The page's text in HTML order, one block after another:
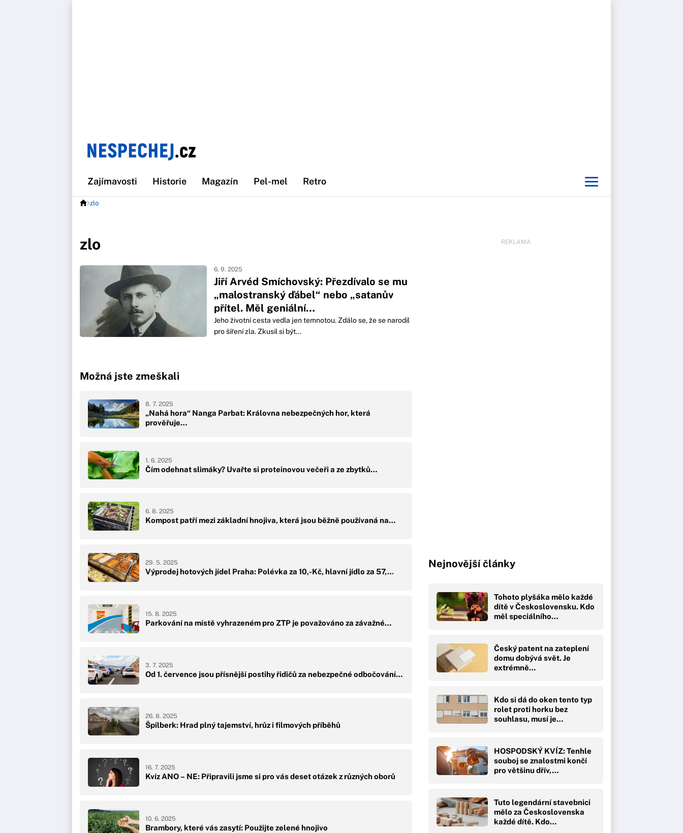
Zajímavosti Historie Magazín Pel-mel Retro
zlo
zlo
Jiří Arvéd Smíchovský: Přezdívalo se mu
„malostranský ďábel“ nebo „satanův
přítel. Měl geniální…
6. 9. 2025
Jeho životní cesta vedla jen temnotou. Zdálo se, že se narodil
pro šíření zla. Zkusil si být...
Možná jste zmeškali
„Nahá hora“ Nanga Parbat: Královna nebezpečných hor, která
prověřuje…
8. 7. 2025
Čím odehnat slimáky? Uvařte si proteinovou večeři a ze zbytků…
1. 6. 2025
Kompost patří mezi základní hnojiva, která jsou běžně používaná na…
6. 8. 2025
Výprodej hotových jídel Praha: Polévka za 10,-Kč, hlavní jídlo za 57,…
29. 5. 2025
Parkování na místě vyhrazeném pro ZTP je považováno za závažné…
15. 8. 2025
Od 1. července jsou přísnější postihy řidičů za nebezpečné odbočování…
3. 7. 2025
Špilberk: Hrad plný tajemství, hrůz i filmových příběhů
26. 8. 2025
Kvíz ANO – NE: Připravili jsme si pro vás deset otázek z různých oborů
16. 7. 2025
Brambory, které vás zasytí: Použijte zelené hnojivo
10. 6. 2025
REKLAMA
Nejnovější články
Tohoto plyšáka mělo každé
dítě v Československu. Kdo
měl speciálního…
Český patent na zateplení
domu dobývá svět. Je
extrémně…
Kdo si dá do oken tento typ
rolet proti horku bez
souhlasu, musí je…
HOSPODSKÝ KVÍZ: Tenhle
souboj se znalostmi končí
pro většinu dřív,…
Tuto legendární stavebnici
mělo za Československa
každé dítě. Kdo…